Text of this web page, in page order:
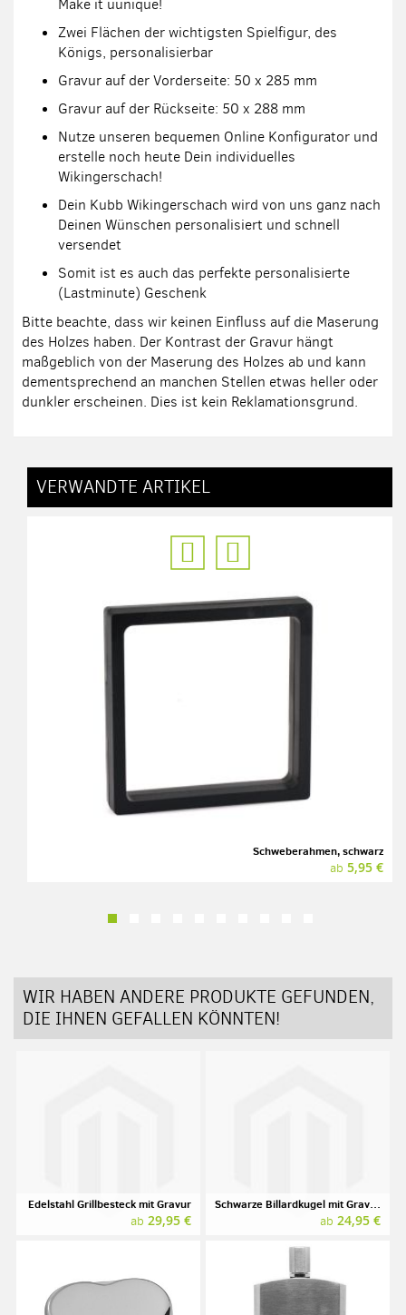
Make it uunique!
Zwei Flächen der wichtigsten Spielfigur, des
Königs, personalisierbar
Gravur auf der Vorderseite: 50 x 285 mm
Gravur auf der Rückseite: 50 x 288 mm
Nutze unseren bequemen Online Konfigurator und
erstelle noch heute Dein individuelles
Wikingerschach!
Dein Kubb Wikingerschach wird von uns ganz nach
Deinen Wünschen personalisiert und schnell
versendet
Somit ist es auch das perfekte personalisierte
(Lastminute) Geschenk
Bitte beachte, dass wir keinen Einfluss auf die Maserung
des Holzes haben. Der Kontrast der Gravur hängt
maßgeblich von der Maserung des Holzes ab und kann
dementsprechend an manchen Stellen etwas heller oder
dunkler erscheinen. Dies ist kein Reklamationsgrund.
VERWANDTE ARTIKEL
Schweberahmen, schwarz
ab 5,95 €
WIR HABEN ANDERE PRODUKTE GEFUNDEN,
DIE IHNEN GEFALLEN KÖNNTEN!
Edelstahl Grillbesteck mit Gravur
ab 29,95 €
Schwarze Billardkugel mit Gravur, Aramith
ab 24,95 €